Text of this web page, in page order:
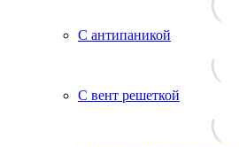
С антипаникой
С вент решеткой